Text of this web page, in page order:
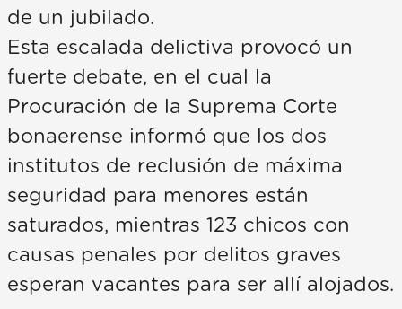
de un jubilado.
Esta escalada delictiva provocó un
fuerte debate, en el cual la
Procuración de la Suprema Corte
bonaerense informó que los dos
institutos de reclusión de máxima
seguridad para menores están
saturados, mientras 123 chicos con
causas penales por delitos graves
esperan vacantes para ser allí alojados.